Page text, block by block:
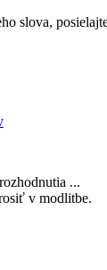
slova,
...
v modlitbe.